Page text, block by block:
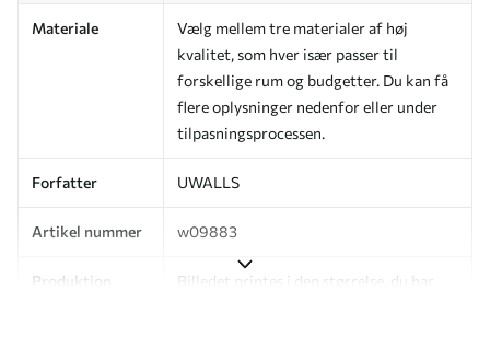
Materiale
Vælg mellem tre materialer af høj
kvalitet, som hver især passer til
forskellige rum og budgetter. Du kan få
flere oplysninger nedenfor eller under
tilpasningsprocessen.
Forfatter UWALLS
Artikel nummer w09883
Produktion
Billedet printes i den størrelse, du har